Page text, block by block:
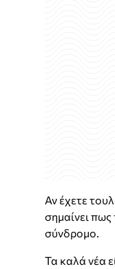
Αν έχετε
σημαίνει
σύνδρομο.
Τα καλά νέα